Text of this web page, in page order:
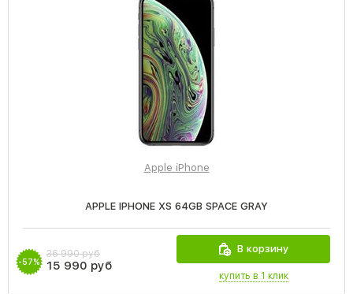
Apple iPhone
APPLE IPHONE XS 64GB SPACE GRAY
-57%
36 990 руб
15 990 руб
В корзину
купить в 1 клик